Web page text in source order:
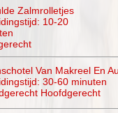
Zalmrolletjes
10-20
Van Makreel En
30-60 minuten
Hoofdgerecht